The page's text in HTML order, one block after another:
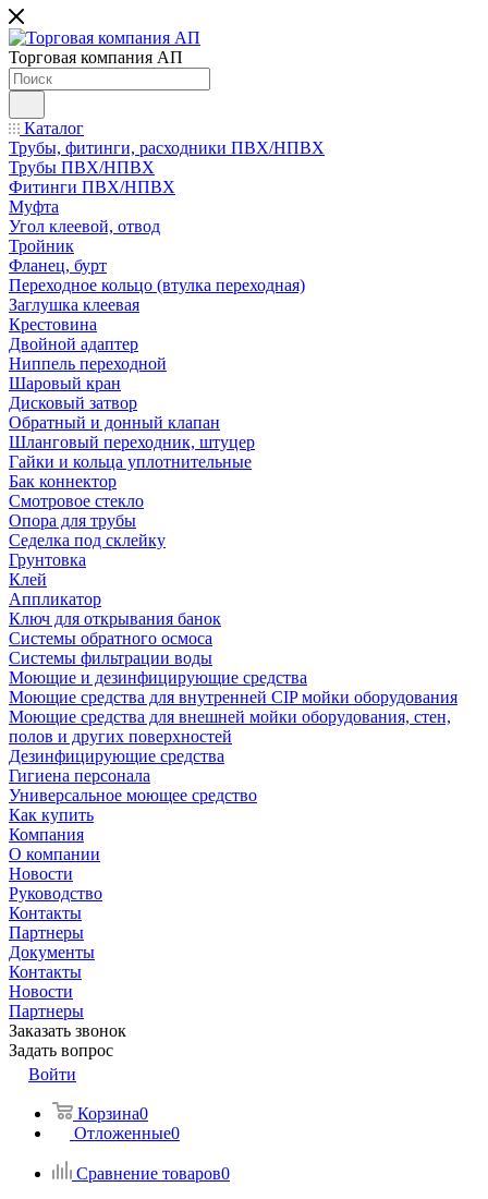
Торговая компания АП
Каталог
Трубы, фитинги, расходники ПВХ/НПВХ
Трубы ПВХ/НПВХ
Фитинги ПВХ/НПВХ
Муфта
Угол клеевой, отвод
Тройник
Фланец, бурт
Переходное кольцо (втулка переходная)
Заглушка клеевая
Крестовина
Двойной адаптер
Ниппель переходной
Шаровый кран
Дисковый затвор
Обратный и донный клапан
Шланговый переходник, штуцер
Гайки и кольца уплотнительные
Бак коннектор
Смотровое стекло
Опора для трубы
Седелка под склейку
Грунтовка
Клей
Аппликатор
Ключ для открывания банок
Системы обратного осмоса
Системы фильтрации воды
Моющие и дезинфицирующие средства
Моющие средства для внутренней CIP мойки оборудования
Моющие средства для внешней мойки оборудования, стен,
полов и других поверхностей
Дезинфицирующие средства
Гигиена персонала
Универсальное моющее средство
Как купить
Компания
О компании
Новости
Руководство
Контакты
Партнеры
Документы
Контакты
Новости
Партнеры
Заказать звонок
Задать вопрос
Войти
Корзина0
Отложенные0
Сравнение товаров0